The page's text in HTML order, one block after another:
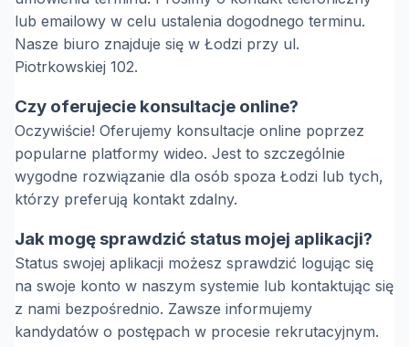
lub emailowy w celu ustalenia dogodnego terminu.
Nasze biuro znajduje się w Łodzi przy ul.
Piotrkowskiej 102.
Czy oferujecie konsultacje online?
Oczywiście! Oferujemy konsultacje online poprzez
popularne platformy wideo. Jest to szczególnie
wygodne rozwiązanie dla osób spoza Łodzi lub tych,
którzy preferują kontakt zdalny.
Jak mogę sprawdzić status mojej aplikacji?
Status swojej aplikacji możesz sprawdzić logując się
na swoje konto w naszym systemie lub kontaktując się
z nami bezpośrednio. Zawsze informujemy
kandydatów o postępach w procesie rekrutacyjnym.